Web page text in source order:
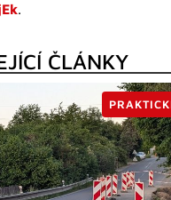
.
ČLÁNKY